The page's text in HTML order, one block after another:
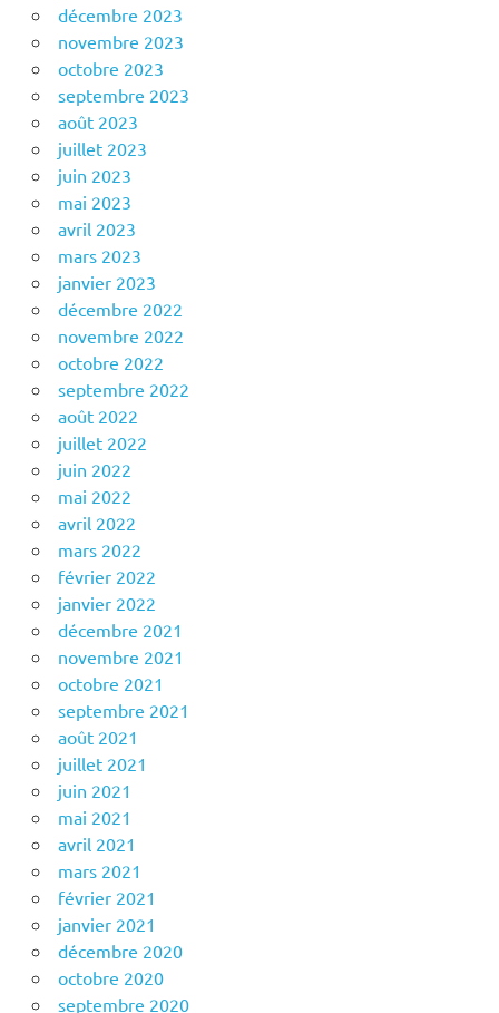
décembre 2023
novembre 2023
octobre 2023
septembre 2023
août 2023
juillet 2023
juin 2023
mai 2023
avril 2023
mars 2023
janvier 2023
décembre 2022
novembre 2022
octobre 2022
septembre 2022
août 2022
juillet 2022
juin 2022
mai 2022
avril 2022
mars 2022
février 2022
janvier 2022
décembre 2021
novembre 2021
octobre 2021
septembre 2021
août 2021
juillet 2021
juin 2021
mai 2021
avril 2021
mars 2021
février 2021
janvier 2021
décembre 2020
octobre 2020
septembre 2020